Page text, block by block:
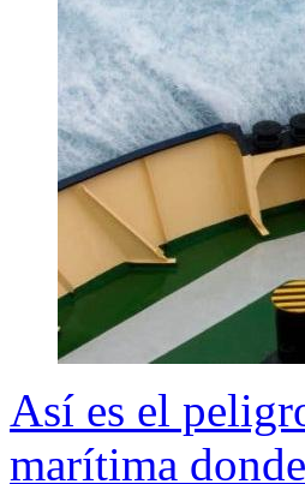
Así es el
marítima